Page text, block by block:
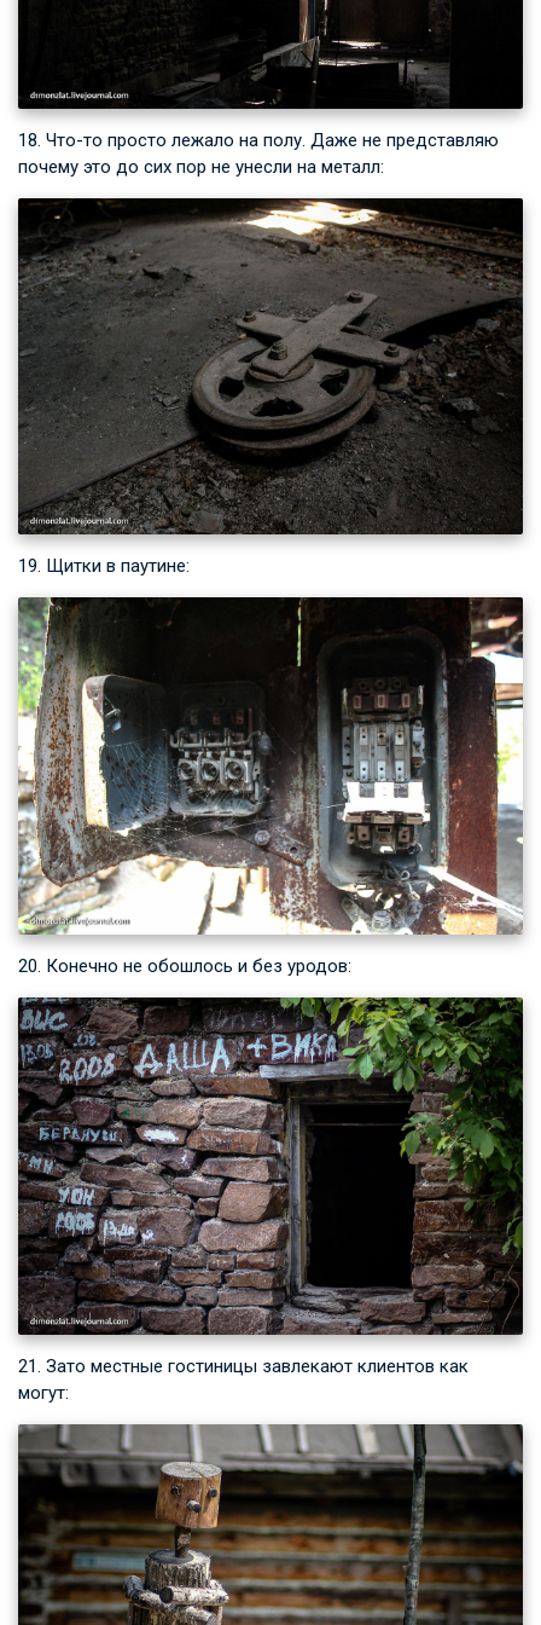
18. Что-то просто лежало на полу. Даже не представляю
почему это до сих пор не унесли на металл:
19. Щитки в паутине:
20. Конечно не обошлось и без уродов:
21. Зато местные гостиницы завлекают клиентов как
могут: